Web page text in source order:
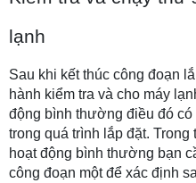
lạnh
Sau khi kết thúc công đoạn
hành kiểm tra và cho máy
động bình thường điều đó
trong quá trình lắp đặt.
hoạt động bình thường bạn
công đoạn một để xác định